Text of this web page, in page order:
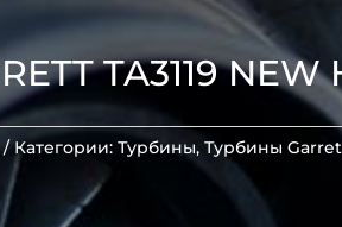
TA3119
Категории:Турбины,Турбины